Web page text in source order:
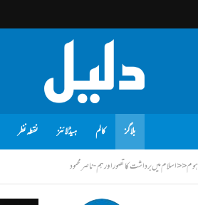
بلاگز کالم ہیڈلائنز نقطہ نظر
ہوم<<اسلام میں برداشت کا تصور اور ہم - ناصر محمود